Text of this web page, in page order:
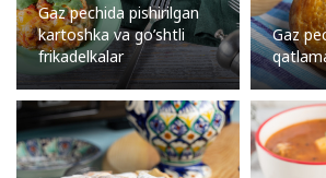
Gaz pechida pishirilgan
kartoshka va go’shtli
frikadelkalar
Gaz